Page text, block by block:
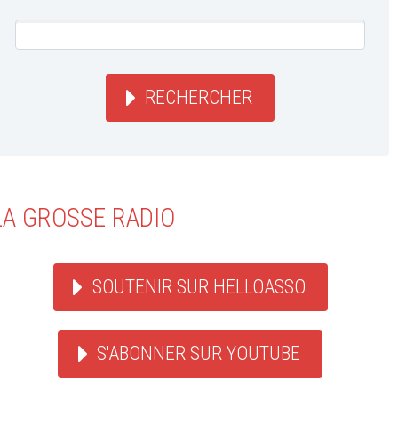
RECHERCHER
GROSSE RADIO
SOUTENIR SUR HELLOASSO
S'ABONNER SUR YOUTUBE